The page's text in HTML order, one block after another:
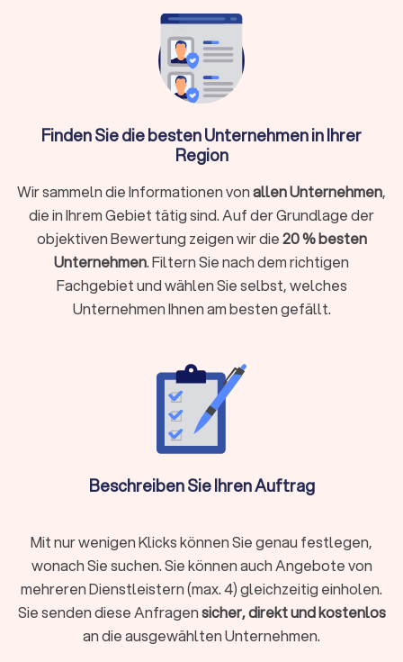
fachgerecht und dauerhaft. Ob Parkett in der
Wohnung, Vinyl im Neubau oder Teppichboden im
Büro: Fachbetriebe in Seesen übernehmen die
komplette Verlegung inklusive
Untergrundvorbereitung, Materialberatung und
für Bodenleger in Seesen liegt bei 8.1/10 mit
einer Rate von 957.
Meisterbetrieben mit langjähriger Erfahrung
bis zu spezialisierten Fachfirmen für bestimmte
Bodenbeläge stehen Ihnen verschiedene Optionen
Welche Bodenbeläge werden
Die Auswahl des passenden Bodenbelags ist ein
entscheidender Schritt für jedes Renovierungs-
vor Ort und Ihrem persönlichen Stil bieten sich
zahlreiche Materialien an, von zeitlosem Parkett
über trendiges Vinyl bis zu pflegeleichtem Laminat
oder wohnlichem Teppichboden. Für
umfangreichere Bau- oder Sanierungsprojekte
können Sie zusätzlich diebesten Bauunternehmer-
Finden Sie die besten Unternehmen in Ihrer
Region
Wir sammeln die Informationen vonallen Unternehmen,
die in Ihrem Gebiet tätig sind. Auf der Grundlage der
objektiven Bewertung zeigen wir die20 % besten
Unternehmen. Filtern Sie nach dem richtigen
Fachgebiet und wählen Sie selbst, welches
Unternehmen Ihnen am besten gefällt.
Beschreiben Sie Ihren Auftrag
Mit nur wenigen Klicks können Sie genau festlegen,
wonach Sie suchen. Sie können auch Angebote von
mehreren Dienstleistern (max. 4) gleichzeitig einholen.
Sie senden diese Anfragensicher, direkt und kostenlos
an die ausgewählten Unternehmen.